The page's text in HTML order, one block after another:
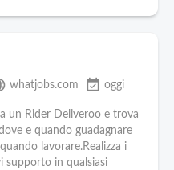
whatjobs.com event_available oggi
un Rider Deliveroo e trova
e quando guadagnare
lavorare.Realizza i
supporto in qualsiasi